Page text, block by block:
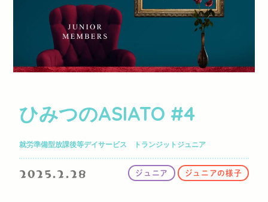
ひみつのASIATO #4
就労準備型放課後等デイサービス トランジットジュニア
2025.2.28 ジュニア ジュニアの様子